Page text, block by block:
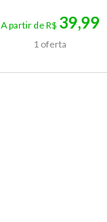
A partir de R$ 39,99
1 oferta